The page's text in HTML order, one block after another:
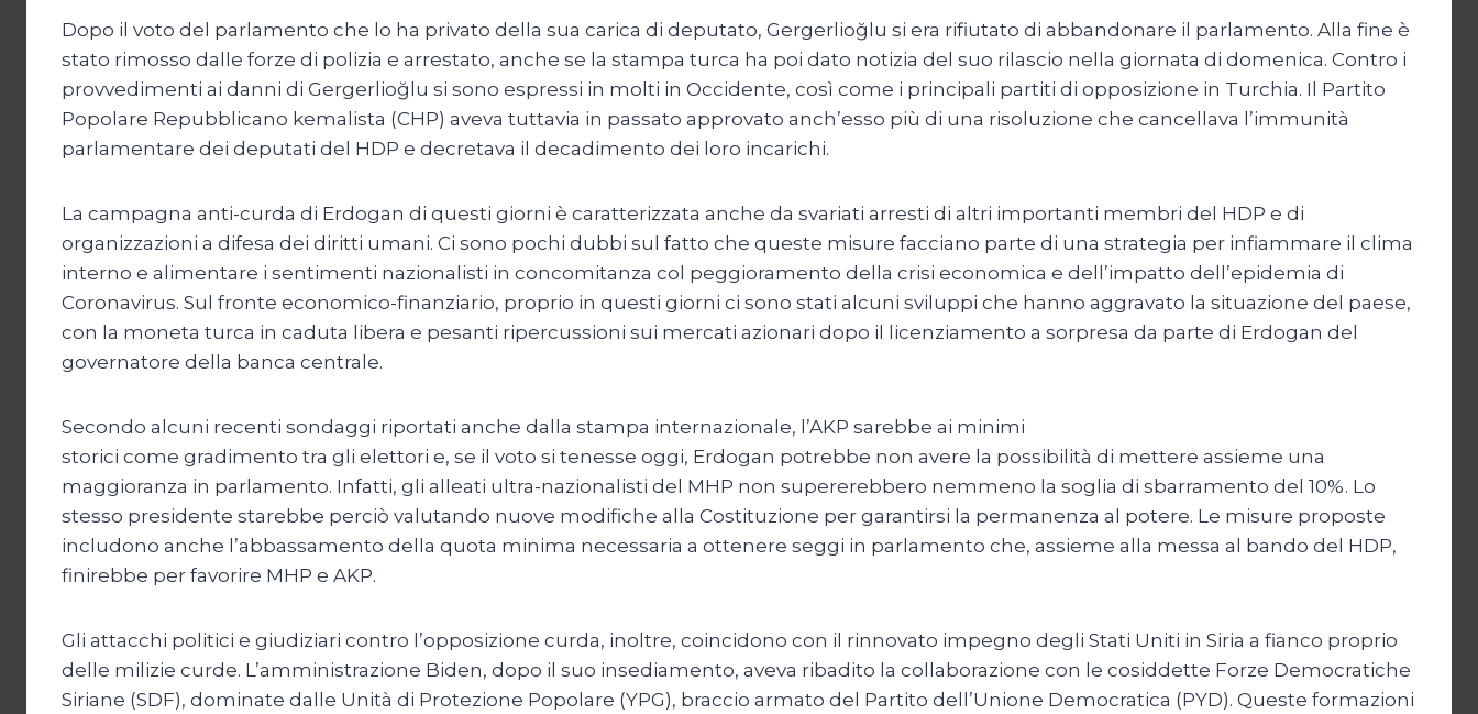
Dopo il voto del parlamento che lo ha privato della sua carica di deputato, Gergerlioğlu si era rifiutato di abbandonare il parlamento. Alla fine è
stato rimosso dalle forze di polizia e arrestato, anche se la stampa turca ha poi dato notizia del suo rilascio nella giornata di domenica. Contro i
provvedimenti ai danni di Gergerlioğlu si sono espressi in molti in Occidente, così come i principali partiti di opposizione in Turchia. Il Partito
Popolare Repubblicano kemalista (CHP) aveva tuttavia in passato approvato anch’esso più di una risoluzione che cancellava l’immunità
parlamentare dei deputati del HDP e decretava il decadimento dei loro incarichi.
La campagna anti-curda di Erdogan di questi giorni è caratterizzata anche da svariati arresti di altri importanti membri del HDP e di
organizzazioni a difesa dei diritti umani. Ci sono pochi dubbi sul fatto che queste misure facciano parte di una strategia per infiammare il clima
interno e alimentare i sentimenti nazionalisti in concomitanza col peggioramento della crisi economica e dell’impatto dell’epidemia di
Coronavirus. Sul fronte economico-finanziario, proprio in questi giorni ci sono stati alcuni sviluppi che hanno aggravato la situazione del paese,
con la moneta turca in caduta libera e pesanti ripercussioni sui mercati azionari dopo il licenziamento a sorpresa da parte di Erdogan del
governatore della banca centrale.
Secondo alcuni recenti sondaggi riportati anche dalla stampa internazionale, l’AKP sarebbe ai minimi
storici come gradimento tra gli elettori e, se il voto si tenesse oggi, Erdogan potrebbe non avere la possibilità di mettere assieme una
maggioranza in parlamento. Infatti, gli alleati ultra-nazionalisti del MHP non supererebbero nemmeno la soglia di sbarramento del 10%. Lo
stesso presidente starebbe perciò valutando nuove modifiche alla Costituzione per garantirsi la permanenza al potere. Le misure proposte
includono anche l’abbassamento della quota minima necessaria a ottenere seggi in parlamento che, assieme alla messa al bando del HDP,
finirebbe per favorire MHP e AKP.
Gli attacchi politici e giudiziari contro l’opposizione curda, inoltre, coincidono con il rinnovato impegno degli Stati Uniti in Siria a fianco proprio
delle milizie curde. L’amministrazione Biden, dopo il suo insediamento, aveva ribadito la collaborazione con le cosiddette Forze Democratiche
Siriane (SDF), dominate dalle Unità di Protezione Popolare (YPG), braccio armato del Partito dell’Unione Democratica (PYD). Queste formazioni